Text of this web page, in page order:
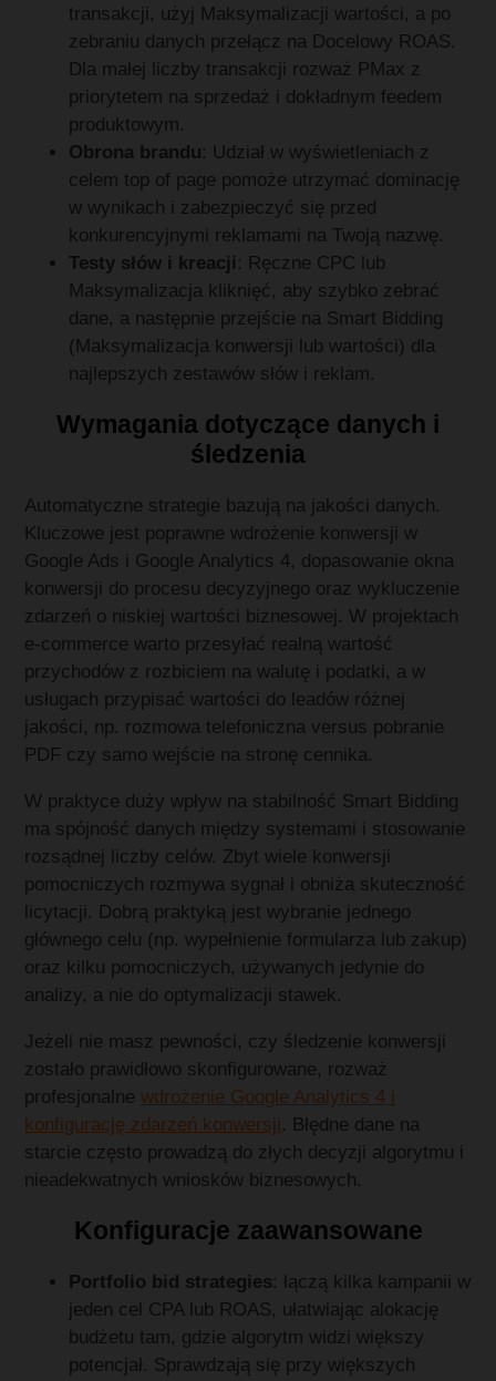
transakcji, użyj Maksymalizacji wartości, a po
zebraniu danych przełącz na Docelowy ROAS.
Dla małej liczby transakcji rozważ PMax z
priorytetem na sprzedaż i dokładnym feedem
produktowym.
Obrona brandu: Udział w wyświetleniach z
celem top of page pomoże utrzymać dominację
w wynikach i zabezpieczyć się przed
konkurencyjnymi reklamami na Twoją nazwę.
Testy słów i kreacji : Ręczne CPC lub
Maksymalizacja kliknięć, aby szybko zebrać
dane, a następnie przejście na Smart Bidding
(Maksymalizacja konwersji lub wartości) dla
najlepszych zestawów słów i reklam.
Wymagania dotyczące danych i
śledzenia
Automatyczne strategie bazują na jakości danych.
Kluczowe jest poprawne wdrożenie konwersji w
Google Ads i Google Analytics 4, dopasowanie okna
konwersji do procesu decyzyjnego oraz wykluczenie
zdarzeń o niskiej wartości biznesowej. W projektach
e-commerce warto przesyłać realną wartość
przychodów z rozbiciem na walutę i podatki, a w
usługach przypisać wartości do leadów różnej
jakości, np. rozmowa telefoniczna versus pobranie
PDF czy samo wejście na stronę cennika.
W praktyce duży wpływ na stabilność Smart Bidding
ma spójność danych między systemami i stosowanie
rozsądnej liczby celów. Zbyt wiele konwersji
pomocniczych rozmywa sygnał i obniża skuteczność
licytacji. Dobrą praktyką jest wybranie jednego
głównego celu (np. wypełnienie formularza lub zakup)
oraz kilku pomocniczych, używanych jedynie do
analizy, a nie do optymalizacji stawek.
Jeżeli nie masz pewności, czy śledzenie konwersji
zostało prawidłowo skonfigurowane, rozważ
profesjonalnewdrożenie Google Analytics 4 i
konfigurację zdarzeń konwersji . Błędne dane na
starcie często prowadzą do złych decyzji algorytmu i
nieadekwatnych wniosków biznesowych.
Konfiguracje zaawansowane
Portfolio bid strategies: łączą kilka kampanii w
jeden cel CPA lub ROAS, ułatwiając alokację
budżetu tam, gdzie algorytm widzi większy
potencjał. Sprawdzają się przy większych